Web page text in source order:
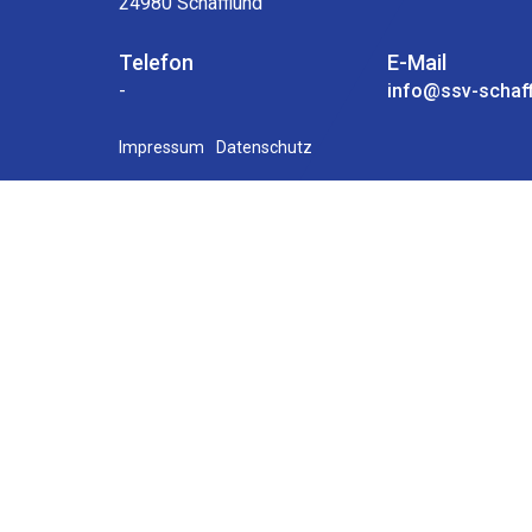
Telefon
-
E-Mail
info@ssv-
Impressum Datenschutz